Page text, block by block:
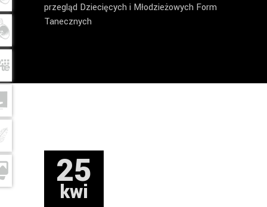
przegląd Dziecięcych i Młodzieżowych Form
Tanecznych
25
kwi